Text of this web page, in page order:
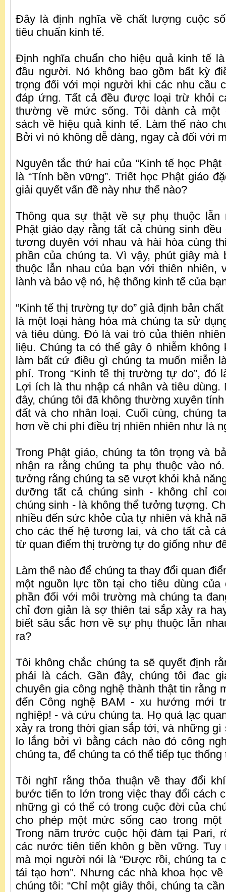
Đây là định nghĩa về chất lượng cuộc
tiêu chuẩn kinh tế.
Định nghĩa chuẩn cho hiệu quả kinh tế
đầu người. Nó không bao gồm bất kỳ
trọng đối với mọi người khi các nhu cầu
đáp ứng. Tất cả đều được loại trừ khỏi
thường về mức sống. Tôi dành cả một
sách về hiệu quả kinh tế. Làm thế nào
Bởi vì nó không dễ dàng, ngay cả đối với
Nguyên tắc thứ hai của “Kinh tế học Phật
là “Tính bền vững”. Triết học Phật giáo
giải quyết vấn đề này như thế nào?
Thông qua sự thật về sự phụ thuộc lẫn
Phật giáo dạy rằng tất cả chúng sinh
tương duyên với nhau và hài hòa cùng
phần của chúng ta. Vì vậy, phút giây mà
thuộc lẫn nhau của bạn với thiên nhiên,
lành và bảo vệ nó, hệ thống kinh tế của
“Kinh tế thị trường tự do” giả định bản
là một loại hàng hóa mà chúng ta sử
và tiêu dùng. Đó là vai trò của thiên
liệu. Chúng ta có thể gây ô nhiễm
làm bất cứ điều gì chúng ta muốn miễn
phí. Trong “Kinh tế thị trường tự do”, đó
Lợi ích là thu nhập cá nhân và tiêu dùng.
đây, chúng tôi đã không thường xuyên
đất và cho nhân loại. Cuối cùng, chúng
hơn về chi phí điều trị nhiên nhiên như là
Trong Phật giáo, chúng ta tôn trọng và
nhận ra rằng chúng ta phụ thuộc vào
tưởng rằng chúng ta sẽ vượt khỏi khả
dưỡng tất cả chúng sinh - không chỉ
chúng sinh - là không thể tưởng tượng.
nhiều đến sức khỏe của tự nhiên và khả
cho các thế hệ tương lai, và cho tất cả
từ quan điểm thị trường tự do giống như
Làm thế nào để chúng ta thay đổi quan
một nguồn lực tồn tại cho tiêu dùng của
phần đối với môi trường mà chúng ta
chỉ đơn giản là sợ thiên tai sắp xảy ra
biết sâu sắc hơn về sự phụ thuộc lẫn
ra?
Tôi không chắc chúng ta sẽ quyết định
phải là cách. Gần đây, chúng tôi đac
chuyên gia công nghệ thành thật tin rằng
đến Công nghệ BAM - xu hướng mới
nghiệp! - và cứu chúng ta. Họ quá lạc
xảy ra trong thời gian sắp tới, và những gì
lo lắng bởi vì bằng cách nào đó công
chúng ta, để chúng ta có thể tiếp tục thống
Tôi nghĩ rằng thỏa thuận về thay đổi
bước tiến to lớn trong việc thay đổi cách
những gì có thể có trong cuộc đời của
cho phép một mức sống cao trong
Trong năm trước cuộc hội đàm tại Pari,
các nước tiên tiến khôn g bền vững. Tuy
mà mọi người nói là “Được rồi, chúng ta
tái tạo hơn”. Nhưng các nhà khoa học
chúng tôi: “Chỉ một giây thôi, chúng ta